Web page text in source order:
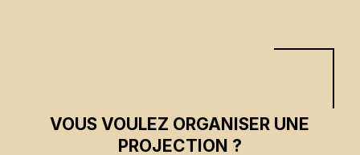
VOUS VOULEZ ORGANISER UNE
PROJECTION ?